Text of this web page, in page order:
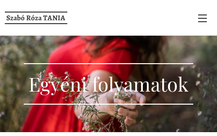
Szabó Róza TANIA
Egyéni folyamatok